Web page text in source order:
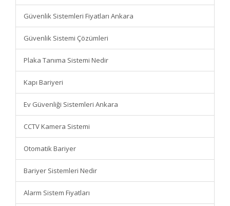
Güvenlik Sistemleri Fiyatları Ankara
Güvenlik Sistemi Çözümleri
Plaka Tanıma Sistemi Nedir
Kapı Bariyeri
Ev Güvenliği Sistemleri Ankara
CCTV Kamera Sistemi
Otomatik Bariyer
Bariyer Sistemleri Nedir
Alarm Sistem Fiyatları